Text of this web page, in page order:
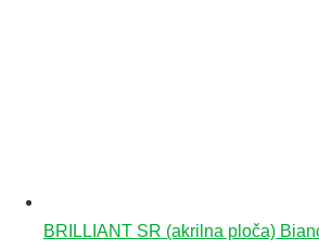
BRILLIANT SR (akrilna ploča)